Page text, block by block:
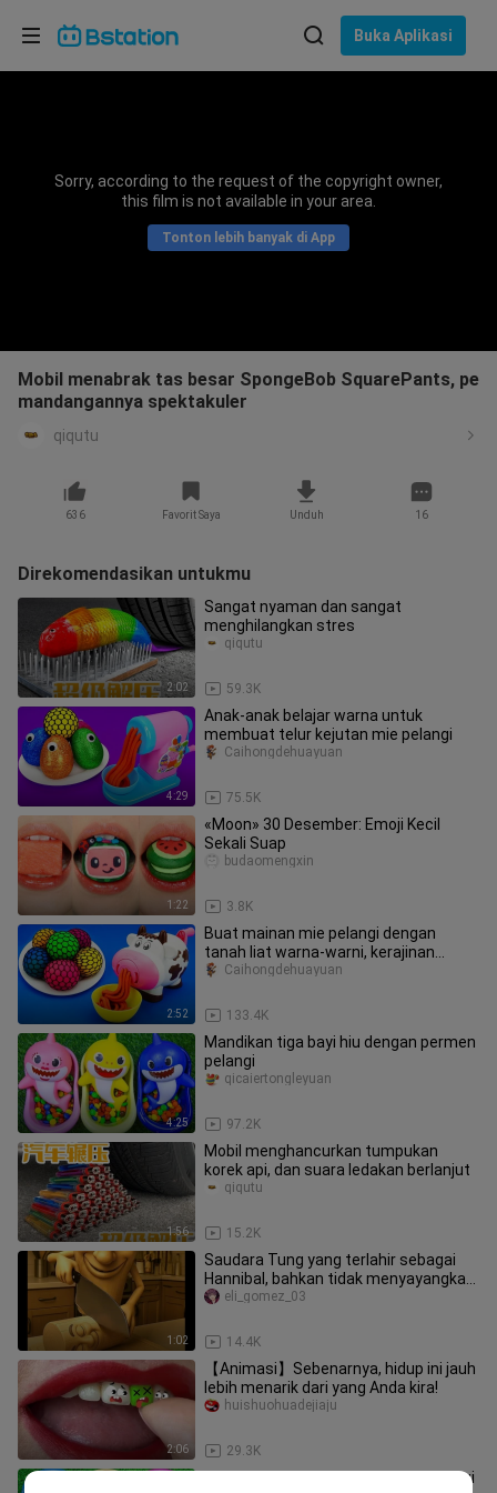
Buka Aplikasi
Sorry, according to the request of the copyright owner,
this film is not available in your area.
Tonton lebih banyak di App
Mobil menabrak tas besar SpongeBob SquarePants, pe
mandangannya spektakuler
qiqutu
636 Favorit Saya Unduh 16
Direkomendasikan untukmu
2:02
Sangat nyaman dan sangat
menghilangkan stres
59.3K
qiqutu
4:29
Anak-anak belajar warna untuk
membuat telur kejutan mie pelangi
75.5K
Caihongdehuayuan
1:22
«Moon» 30 Desember: Emoji Kecil
Sekali Suap
3.8K
budaomengxin
2:52
Buat mainan mie pelangi dengan
tanah liat warna-warni, kerajinan
puzzle bola pemerasan yang
133.4K
Caihongdehuayuan
4:25
Mandikan tiga bayi hiu dengan permen
pelangi
97.2K
qicaiertongleyuan
1:56
Mobil menghancurkan tumpukan
korek api, dan suara ledakan berlanjut
15.2K
qiqutu
1:02
Saudara Tung yang terlahir sebagai
Hannibal, bahkan tidak menyayangkan
rakyatnya sendiri
14.4K
eli_gomez_03
2:06
【Animasi】Sebenarnya, hidup ini jauh
lebih menarik dari yang Anda kira!
29.3K
huishuohuadejiaju
Mainan anak: gunakan permen pelangi
Pilih bahasa
Bahasa Indonesia